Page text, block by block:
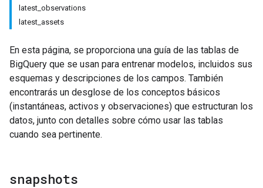
latest_observations
latest_assets
En esta página, se proporciona una guía de las tablas de
BigQuery que se usan para entrenar modelos, incluidos sus
esquemas y descripciones de los campos. También
encontrarás un desglose de los conceptos básicos
(instantáneas, activos y observaciones) que estructuran los
datos, junto con detalles sobre cómo usar las tablas
cuando sea pertinente.
snapshots